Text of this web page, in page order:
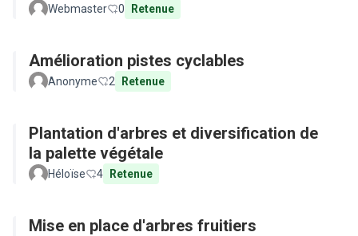
Webmaster 0 Retenue
Amélioration pistes cyclables
Anonyme 2 Retenue
Plantation d'arbres et diversification de
la palette végétale
Héloïse 4 Retenue
Mise en place d'arbres fruitiers